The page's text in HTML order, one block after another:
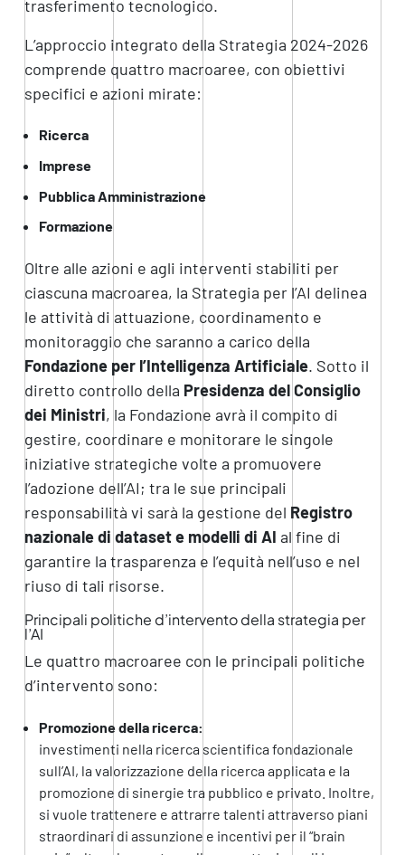
trasferimento tecnologico.
L’approccio integrato della Strategia 2024-2026
comprende quattro macroaree, con obiettivi
specifici e azioni mirate:
Ricerca
Imprese
Pubblica Amministrazione
Formazione
Oltre alle azioni e agli interventi stabiliti per
ciascuna macroarea, la Strategia per l’AI delinea
le attività di attuazione, coordinamento e
monitoraggio che saranno a carico della
Fondazione per l’Intelligenza Artificiale. Sotto il
diretto controllo della Presidenza del Consiglio
dei Ministri, la Fondazione avrà il compito di
gestire, coordinare e monitorare le singole
iniziative strategiche volte a promuovere
l’adozione dell’AI; tra le sue principali
responsabilità vi sarà la gestione del Registro
nazionale di dataset e modelli di AI al fine di
garantire la trasparenza e l’equità nell’uso e nel
riuso di tali risorse.
Principali politiche d’intervento della strategia per
l’AI
Le quattro macroaree con le principali politiche
d’intervento sono:
Promozione della ricerca:
investimenti nella ricerca scientifica fondazionale
sull’AI, la valorizzazione della ricerca applicata e la
promozione di sinergie tra pubblico e privato. Inoltre,
si vuole trattenere e attrarre talenti attraverso piani
straordinari di assunzione e incentivi per il “brain